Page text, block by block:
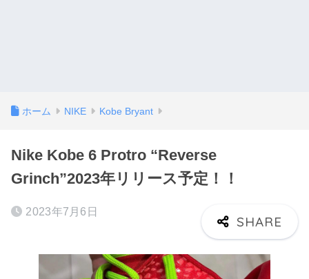
ホーム NIKE Kobe Bryant
Nike Kobe 6 Protro “Reverse
Grinch”2023年リリース予定！！
2023年7月6日